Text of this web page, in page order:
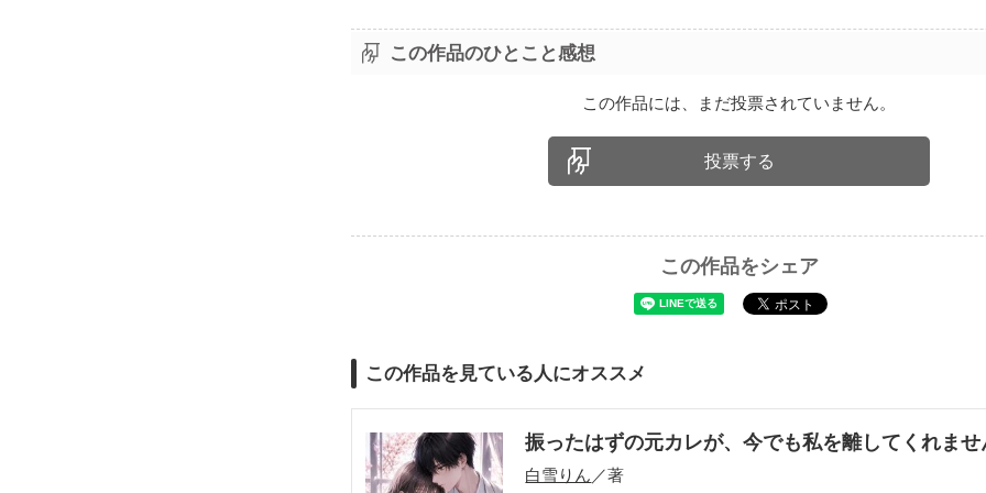
この作品のひとこと感想
この作品には、まだ投票されていません。
投票する
この作品をシェア
この作品を見ている人にオススメ
振ったはずの元カレが、今でも私を離してくれませ
白雪りん ／著